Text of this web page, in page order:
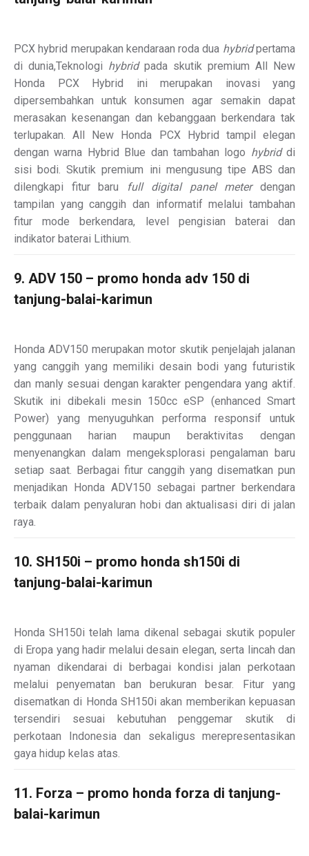
PCX hybrid merupakan kendaraan roda dua hybridpertama
di dunia,Teknologi hybridpada skutik premium All New
Honda PCX Hybrid ini merupakan inovasi yang
dipersembahkan untuk konsumen agar semakin dapat
merasakan kesenangan dan kebanggaan berkendara tak
terlupakan. All New Honda PCX Hybrid tampil elegan
dengan warna Hybrid Blue dan tambahan logo hybriddi
sisi bodi. Skutik premium ini mengusung tipe ABS dan
dilengkapi fitur baru full digital panel meterdengan
tampilan yang canggih dan informatif melalui tambahan
fitur mode berkendara, level pengisian baterai dan
indikator baterai Lithium.
9. ADV 150 – promo honda adv 150 di
tanjung-balai-karimun
Honda ADV150 merupakan motor skutik penjelajah jalanan
yang canggih yang memiliki desain bodi yang futuristik
dan manly sesuai dengan karakter pengendara yang aktif.
Skutik ini dibekali mesin 150cc eSP (enhanced Smart
Power) yang menyuguhkan performa responsif untuk
penggunaan harian maupun beraktivitas dengan
menyenangkan dalam mengeksplorasi pengalaman baru
setiap saat. Berbagai fitur canggih yang disematkan pun
menjadikan Honda ADV150 sebagai partner berkendara
terbaik dalam penyaluran hobi dan aktualisasi diri di jalan
raya.
10. SH150i – promo honda sh150i di
tanjung-balai-karimun
Honda SH150i telah lama dikenal sebagai skutik populer
di Eropa yang hadir melalui desain elegan, serta lincah dan
nyaman dikendarai di berbagai kondisi jalan perkotaan
melalui penyematan ban berukuran besar. Fitur yang
disematkan di Honda SH150i akan memberikan kepuasan
tersendiri sesuai kebutuhan penggemar skutik di
perkotaan Indonesia dan sekaligus merepresentasikan
gaya hidup kelas atas.
11. Forza – promo honda forza di tanjung-
balai-karimun